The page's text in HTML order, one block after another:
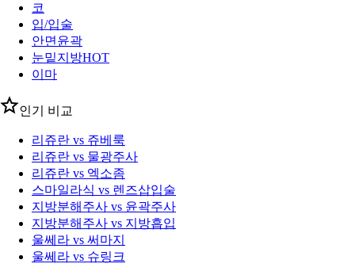
코
입/입술
안면윤곽
눈밑지방HOT
이마
인기 비교
리쥬란 vs 쥬베룩
리쥬란 vs 물광주사
리쥬란 vs 엑소좀
스마일라식 vs 렌즈삽입술
지방분해주사 vs 윤곽주사
지방분해주사 vs 지방흡입
울쎄라 vs 써마지
울쎄라 vs 슈링크